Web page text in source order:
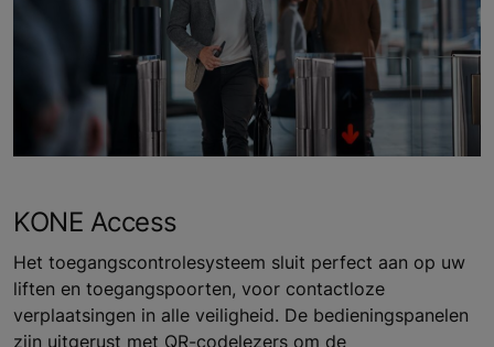
KONE Access
Het toegangscontrolesysteem sluit perfect aan op uw
liften en toegangspoorten, voor contactloze
verplaatsingen in alle veiligheid. De bedieningspanelen
zijn uitgerust met QR-codelezers om de